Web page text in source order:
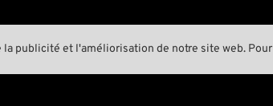
la publicité et l'améliorisation de notre site web.